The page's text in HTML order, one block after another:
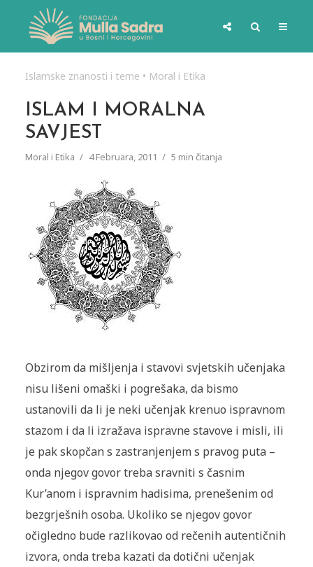
Islamske znanosti i teme • Moral i Etika
ISLAM I MORALNA
SAVJEST
Moral i Etika 4 Februara, 2011 5 min čitanja
Obzirom da mišljenja i stavovi svjetskih učenjaka
nisu lišeni omaški i pogrešaka, da bismo
ustanovili da li je neki učenjak krenuo ispravnom
stazom i da li izražava ispravne stavove i misli, ili
je pak skopčan s zastranjenjem s pravog puta –
onda njegov govor treba sravniti s časnim
Kur’anom i ispravnim hadisima, prenešenim od
bezgrješnih osoba. Ukoliko se njegov govor
očigledno bude razlikovao od rečenih autentičnih
izvora, onda treba kazati da dotični učenjak